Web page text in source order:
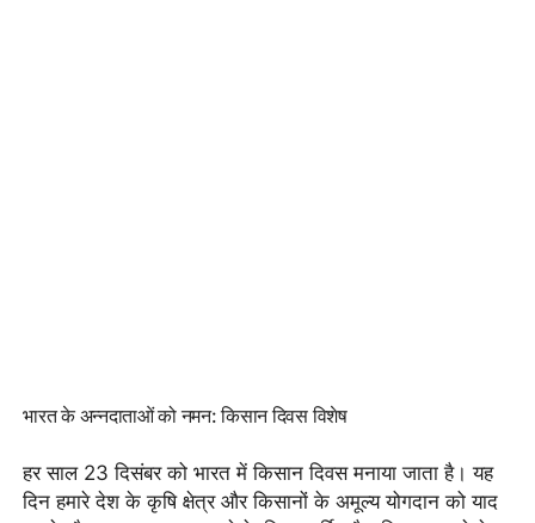
भारत के अन्नदाताओं को नमन: किसान दिवस विशेष
हर साल 23 दिसंबर को भारत में किसान दिवस मनाया जाता है। यह
दिन हमारे देश के कृषि क्षेत्र और किसानों के अमूल्य योगदान को याद